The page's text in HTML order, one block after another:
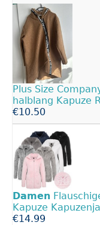
Plus Size
halblang Kapuze
€10.50
Damen
Kapuze
€14.99